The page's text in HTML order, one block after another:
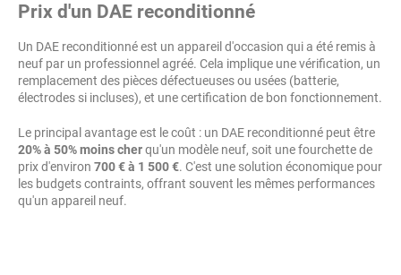
Prix d'un DAE reconditionné
Un DAE reconditionné est un appareil d'occasion qui a été remis à
neuf par un professionnel agréé. Cela implique une vérification, un
remplacement des pièces défectueuses ou usées (batterie,
électrodes si incluses), et une certification de bon fonctionnement.
Le principal avantage est le coût : un DAE reconditionné peut être
20% à 50% moins cherqu'un modèle neuf, soit une fourchette de
prix d'environ 700 € à 1 500 €. C'est une solution économique pour
les budgets contraints, offrant souvent les mêmes performances
qu'un appareil neuf.